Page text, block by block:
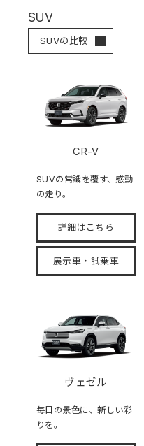
SUV
SUVの比較
CR-V
SUVの常識を覆す、感動
の走り。
詳細はこちら
展示車・試乗車
ヴェゼル
毎日の景色に、新しい彩
りを。